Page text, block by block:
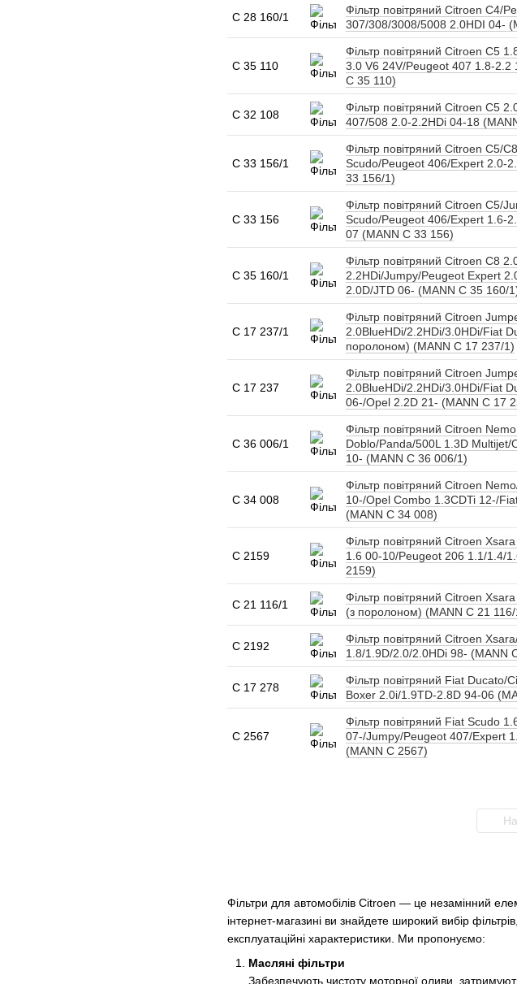
Фільтри для автомобілів Citroen — це незамінний
інтернет-магазині ви знайдете широкий вибір
експлуатаційні характеристики. Ми пропонуємо:
Масляні фільтри
Забезпечують чистоту моторної оливи,
C 28 160/1
Фільтр повітряний Citroen C4/
307/308/3008/5008 2.0HDI 04-
C 35 110
Фільтр повітряний Citroen C5
3.0 V6 24V/Peugeot 407 1.8-2.2
C 35 110)
C 32 108
Фільтр повітряний Citroen C5
407/508 2.0-2.2HDi 04-18
C 33 156/1
Фільтр повітряний Citroen C5/
Scudo/Peugeot 406/Expert 2.0-
33 156/1)
C 33 156
Фільтр повітряний Citroen C5/
Scudo/Peugeot 406/Expert 1.6-
07 (MANN C 33 156)
C 35 160/1
Фільтр повітряний Citroen C8
2.2HDi/Jumpy/Peugeot Expert
2.0D/JTD 06- (MANN C 35 160/
C 17 237/1
Фільтр повітряний Citroen
2.0BlueHDi/2.2HDi/3.0HDi/Fiat
поролоном) (MANN C 17 237/1)
C 17 237
Фільтр повітряний Citroen
2.0BlueHDi/2.2HDi/3.0HDi/Fiat
06-/Opel 2.2D 21- (MANN C 17
C 36 006/1
Фільтр повітряний Citroen
Doblo/Panda/500L 1.3D Multijet/
10- (MANN C 36 006/1)
C 34 008
Фільтр повітряний Citroen
10-/Opel Combo 1.3CDTi 12-/
(MANN C 34 008)
C 2159
Фільтр повітряний Citroen
1.6 00-10/Peugeot 206 1.1/1.4/
2159)
C 21 116/1
Фільтр повітряний Citroen
(з поролоном) (MANN C 21 116/
C 2192
Фільтр повітряний Citroen
1.8/1.9D/2.0/2.0HDi 98- (MANN
C 17 278
Фільтр повітряний Fiat Ducato/
Boxer 2.0i/1.9TD-2.8D 94-06
C 2567
Фільтр повітряний Fiat Scudo
07-/Jumpy/Peugeot 407/Expert
(MANN C 2567)